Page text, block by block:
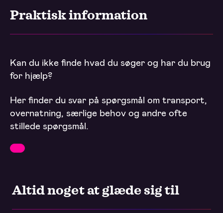
Praktisk information
Kan du ikke finde hvad du søger og har du brug
for hjælp?
Her finder du svar på spørgsmål om transport,
overnatning, særlige behov og andre ofte
stillede spørgsmål.
Altid noget at glæde sig til